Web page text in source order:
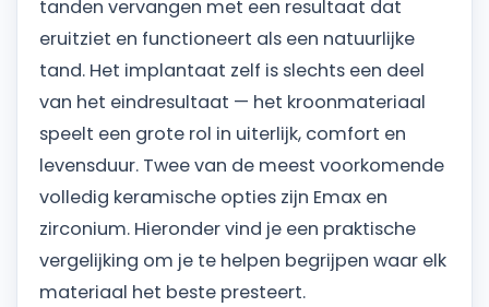
tanden vervangen met een resultaat dat
eruitziet en functioneert als een natuurlijke
tand. Het implantaat zelf is slechts een deel
van het eindresultaat — het kroonmateriaal
speelt een grote rol in uiterlijk, comfort en
levensduur. Twee van de meest voorkomende
volledig keramische opties zijn Emax en
zirconium. Hieronder vind je een praktische
vergelijking om je te helpen begrijpen waar elk
materiaal het beste presteert.